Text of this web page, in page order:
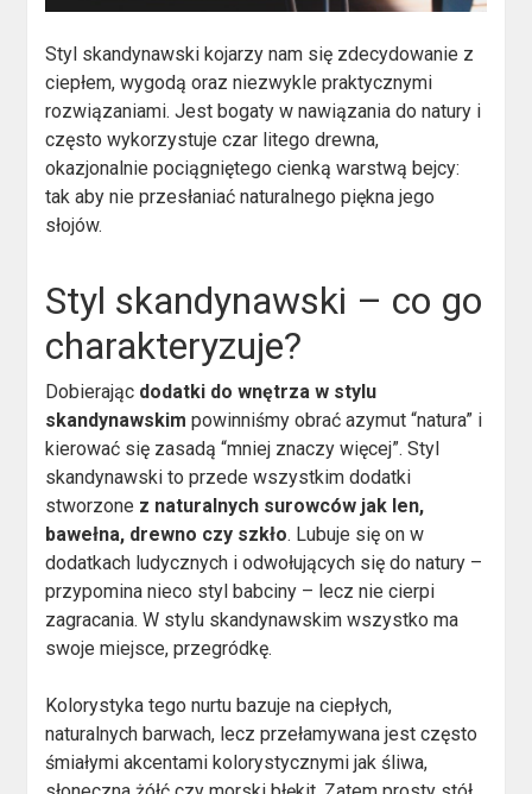
Styl skandynawski kojarzy nam się zdecydowanie z
ciepłem, wygodą oraz niezwykle praktycznymi
rozwiązaniami. Jest bogaty w nawiązania do natury i
często wykorzystuje czar litego drewna,
okazjonalnie pociągniętego cienką warstwą bejcy:
tak aby nie przesłaniać naturalnego piękna jego
słojów.
Styl skandynawski – co go
charakteryzuje?
Dobierając dodatki do wnętrza w stylu
skandynawskim powinniśmy obrać azymut “natura” i
kierować się zasadą “mniej znaczy więcej”. Styl
skandynawski to przede wszystkim dodatki
stworzone z naturalnych surowców jak len,
bawełna, drewno czy szkło. Lubuje się on w
dodatkach ludycznych i odwołujących się do natury –
przypomina nieco styl babciny – lecz nie cierpi
zagracania. W stylu skandynawskim wszystko ma
swoje miejsce, przegródkę.
Kolorystyka tego nurtu bazuje na ciepłych,
naturalnych barwach, lecz przełamywana jest często
śmiałymi akcentami kolorystycznymi jak śliwa,